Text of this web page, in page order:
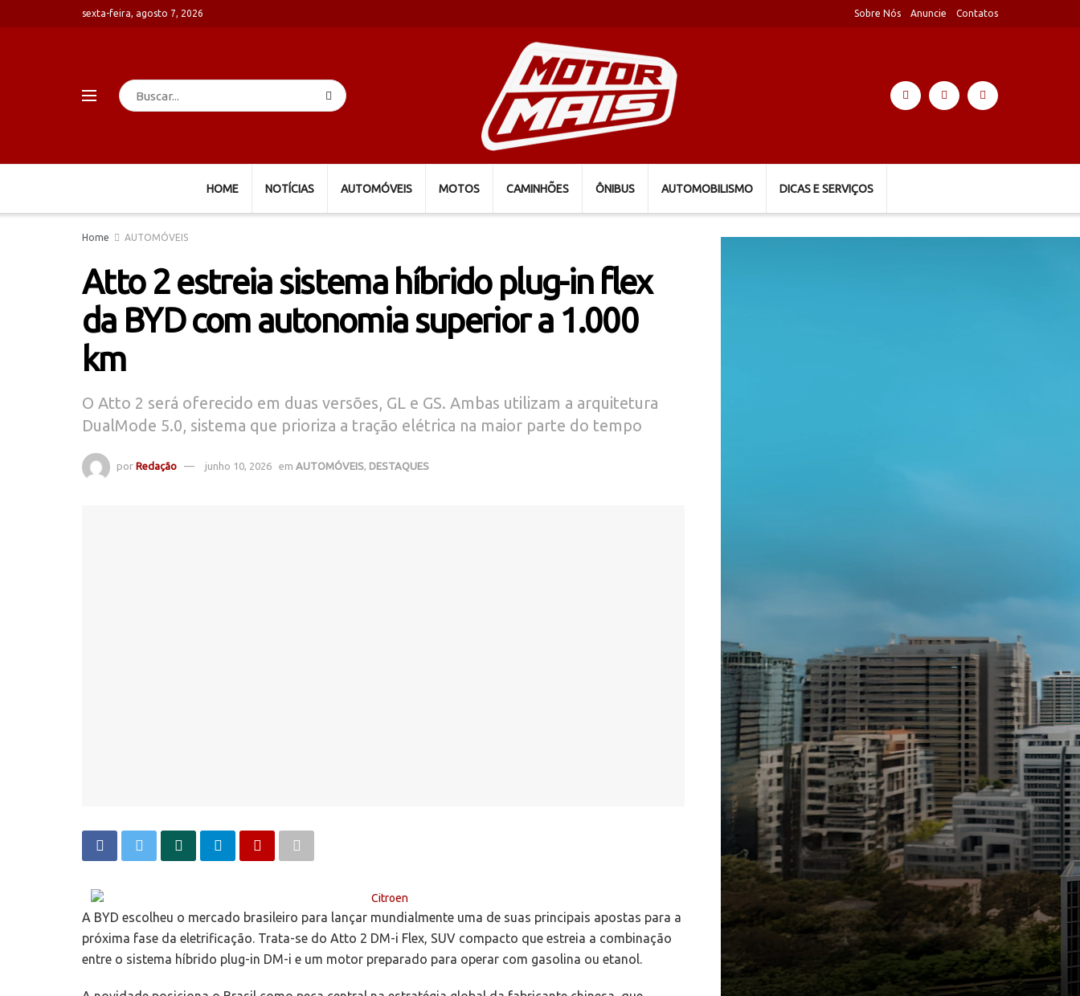
sexta-feira, agosto 7, 2026 Sobre Nós Anuncie Contatos
HOME NOTÍCIAS AUTOMÓVEIS MOTOS CAMINHÕES ÔNIBUS AUTOMOBILISMO DICAS E SERVIÇOS
Home AUTOMÓVEIS
Atto 2 estreia sistema híbrido plug-in flex
da BYD com autonomia superior a 1.000
km
O Atto 2 será oferecido em duas versões, GL e GS. Ambas utilizam a arquitetura
DualMode 5.0, sistema que prioriza a tração elétrica na maior parte do tempo
por Redação junho 10, 2026 em AUTOMÓVEIS DESTAQUES
A BYD escolheu o mercado brasileiro para lançar mundialmente uma de suas principais apostas para a
próxima fase da eletrificação. Trata-se do Atto 2 DM-i Flex, SUV compacto que estreia a combinação
entre o sistema híbrido plug-in DM-i e um motor preparado para operar com gasolina ou etanol.